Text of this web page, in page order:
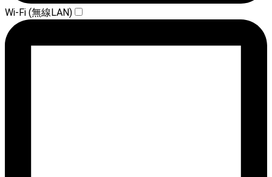
Wi-Fi (無線LAN)